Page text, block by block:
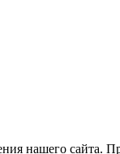
нашего сайта.